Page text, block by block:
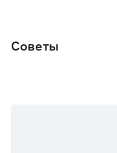
Советы